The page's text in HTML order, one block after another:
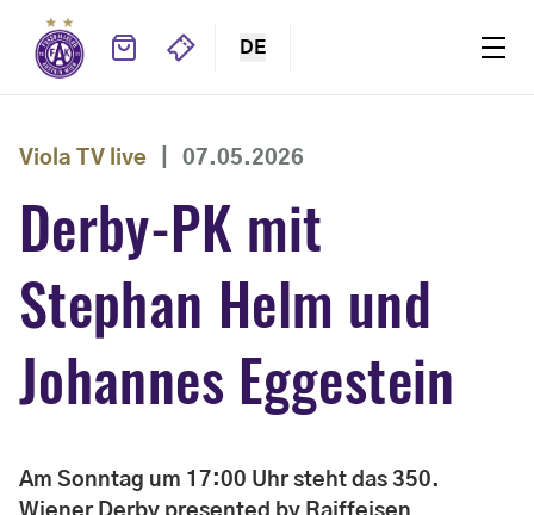
DE
Viola TV live 07.05.2026
Derby-PK mit
Stephan Helm und
Johannes Eggestein
Am Sonntag um 17:00 Uhr steht das 350.